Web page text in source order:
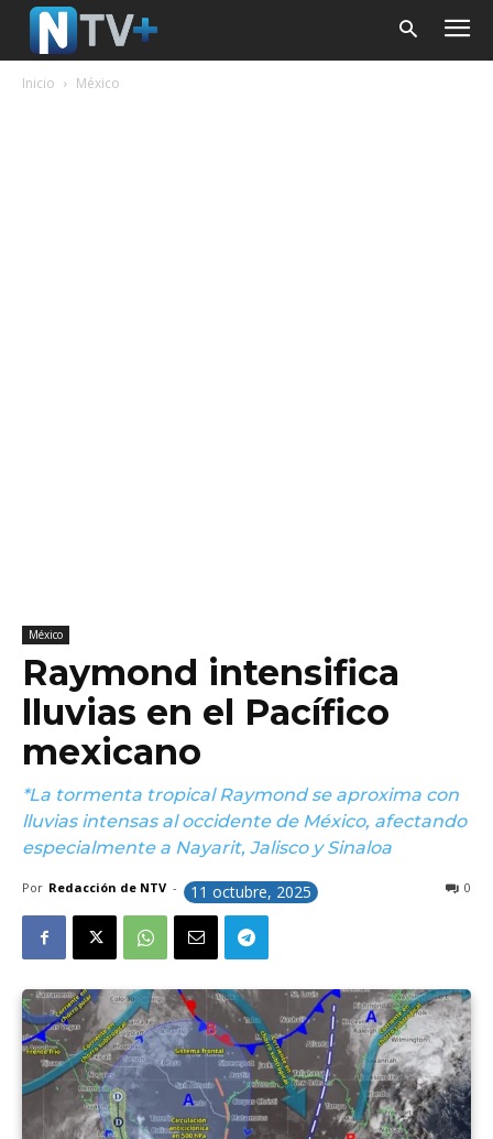
Inicio México
México
Raymond intensifica
lluvias en el Pacífico
mexicano
*La tormenta tropical Raymond se aproxima con
lluvias intensas al occidente de México, afectando
especialmente a Nayarit, Jalisco y Sinaloa
Por Redacción de NTV - 11 octubre, 2025 0